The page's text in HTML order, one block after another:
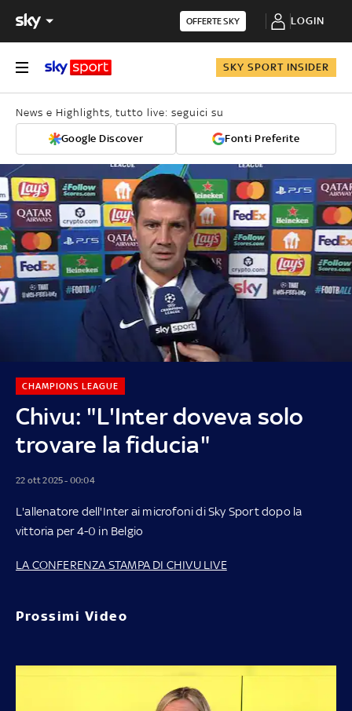
OFFERTE SKY LOGIN
SKY SPORT INSIDER
News e Highlights, tutto live: seguici su
Google Discover Fonti Preferite
Chivu: "L'Inter doveva solo
trovare la fiducia"
CHAMPIONS LEAGUE
22 ott 2025 - 00:04
L'allenatore dell'Inter ai microfoni di Sky Sport dopo la
vittoria per 4-0 in Belgio
LA CONFERENZA STAMPA DI CHIVU LIVE
Prossimi Video